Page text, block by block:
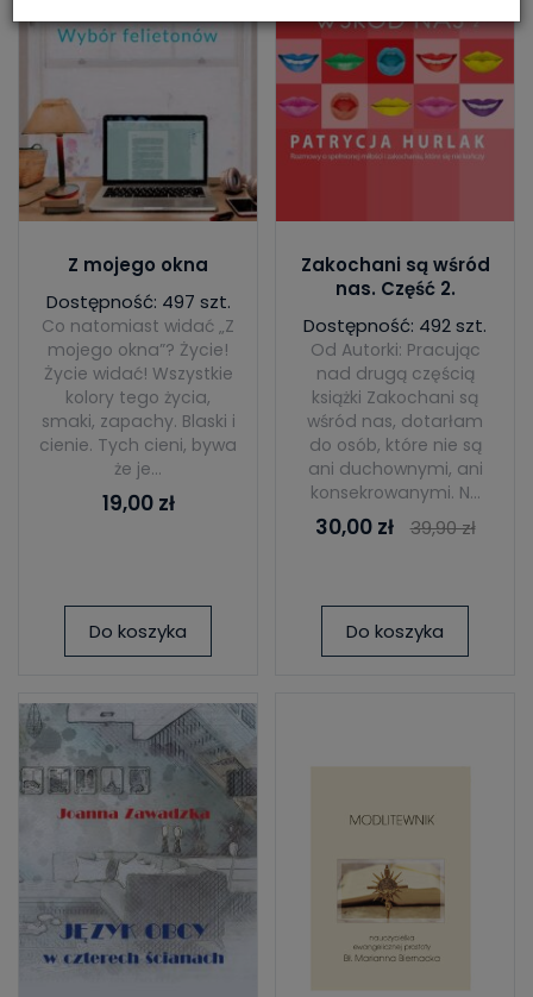
Z mojego okna
Dostępność: 497 szt.
Co natomiast widać „Z
mojego okna”? Życie!
Życie widać! Wszystkie
kolory tego życia,
smaki, zapachy. Blaski i
cienie. Tych cieni, bywa
że je...
19,00 zł
Do koszyka
Zakochani są wśród
nas. Część 2.
Dostępność: 492 szt.
Od Autorki: Pracując
nad drugą częścią
książki Zakochani są
wśród nas, dotarłam
do osób, które nie są
ani duchownymi, ani
konsekrowanymi. N...
30,00 zł 39,90 zł
Do koszyka